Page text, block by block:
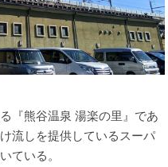
『熊谷温泉 湯楽の里』であ
流しを提供しているスーパ
ている。